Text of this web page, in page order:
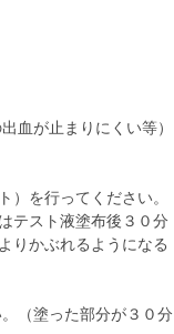
血が止まりにくい等）
を行ってください。
テスト液塗布後３０分
りかぶれるようになる
（塗った部分が３０分